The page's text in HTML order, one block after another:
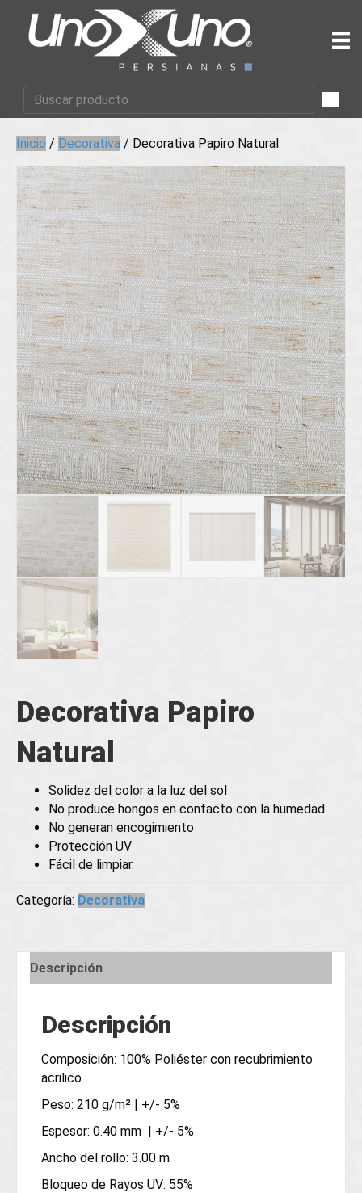
Inicio / Decorativa / Decorativa Papiro Natural
Decorativa Papiro
Natural
Solidez del color a la luz del sol
No produce hongos en contacto con la humedad
No generan encogimiento
Protección UV
Fácil de limpiar.
Categoría: Decorativa
Descripción
Descripción
Composición: 100% Poliéster con recubrimiento
acrilico
Peso: 210 g/m² | +/- 5%
Espesor: 0.40 mm | +/- 5%
Ancho del rollo: 3.00 m
Bloqueo de Rayos UV: 55%